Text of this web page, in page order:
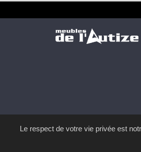
Le respect de votre vie privée est